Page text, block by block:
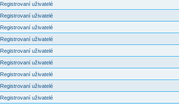
Registrovaní uživatelé
Registrovaní uživatelé
Registrovaní uživatelé
Registrovaní uživatelé
Registrovaní uživatelé
Registrovaní uživatelé
Registrovaní uživatelé
Registrovaní uživatelé
Registrovaní uživatelé